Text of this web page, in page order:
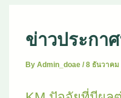
ข่าวประกา
ByAdmin_doae/8 ธันวาคม